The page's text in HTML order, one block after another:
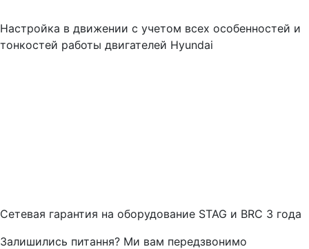
Настройка в движении с учетом всех особенностей и
тонкостей работы двигателей Hyundai
Cетевая гарантия на оборудование STAG и BRC 3 года
Залишились питання? Ми вам передзвонимо